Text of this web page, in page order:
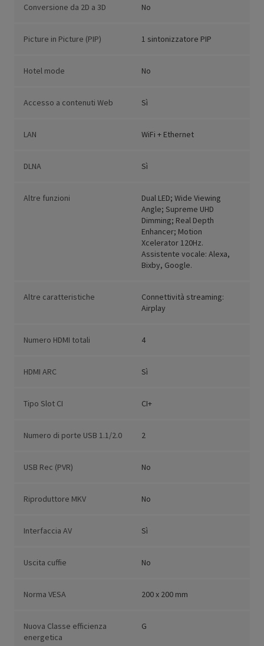
Conversione da 2D a 3D No
Picture in Picture (PIP) 1 sintonizzatore PIP
Hotel mode No
Accesso a contenuti Web Sì
LAN WiFi + Ethernet
DLNA Sì
Altre funzioni
Dual LED; Wide Viewing
Angle; Supreme UHD
Dimming; Real Depth
Enhancer; Motion
Xcelerator 120Hz.
Assistente vocale: Alexa,
Bixby, Google.
Altre caratteristiche
Connettività streaming:
Airplay
Numero HDMI totali 4
HDMI ARC Sì
Tipo Slot CI CI+
Numero di porte USB 1.1/2.0 2
USB Rec (PVR) No
Riproduttore MKV No
Interfaccia AV Sì
Uscita cuffie No
Norma VESA 200 x 200 mm
Nuova Classe efficienza
energetica
G